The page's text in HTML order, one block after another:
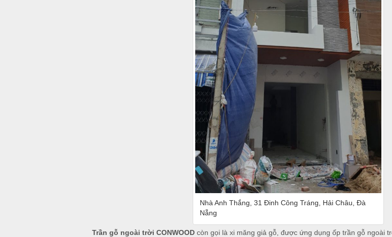
Nhà Anh Thắng, 31 Đinh Công Tráng, Hải Châu, Đà
Nẵng
Trần gỗ ngoài trời CONWOOD còn gọi là xi măng giả gỗ, được ứng dụng ốp trần gỗ ngoài